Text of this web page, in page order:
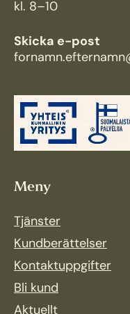
kl. 8–10
Skicka e-post
Meny
Tjänster
Kundberättelser
Kontaktuppgifter
Bli kund
Aktuellt